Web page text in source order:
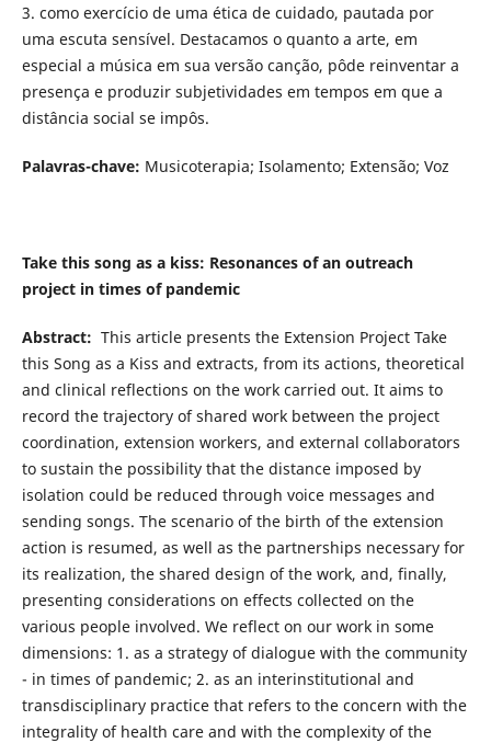
3. como exercício de uma ética de cuidado, pautada por
uma escuta sensível. Destacamos o quanto a arte, em
especial a música em sua versão canção, pôde reinventar a
presença e produzir subjetividades em tempos em que a
distância social se impôs.
Palavras-chave: Musicoterapia; Isolamento; Extensão; Voz
Take this song as a kiss: Resonances of an outreach
project in times of pandemic
Abstract: This article presents the Extension Project Take
this Song as a Kiss and extracts, from its actions, theoretical
and clinical reflections on the work carried out. It aims to
record the trajectory of shared work between the project
coordination, extension workers, and external collaborators
to sustain the possibility that the distance imposed by
isolation could be reduced through voice messages and
sending songs. The scenario of the birth of the extension
action is resumed, as well as the partnerships necessary for
its realization, the shared design of the work, and, finally,
presenting considerations on effects collected on the
various people involved. We reflect on our work in some
dimensions: 1. as a strategy of dialogue with the community
- in times of pandemic; 2. as an interinstitutional and
transdisciplinary practice that refers to the concern with the
integrality of health care and with the complexity of the